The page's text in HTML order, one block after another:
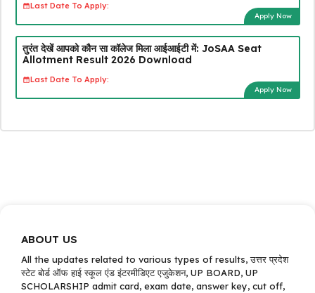
Last Date To Apply:
Apply Now
तुरंत देखें आपको कौन सा कॉलेज मिला आईआईटी में: JoSAA Seat
Allotment Result 2026 Download
Last Date To Apply:
Apply Now
ABOUT US
All the updates related to various types of results, उत्तर प्रदेश
स्टेट बोर्ड ऑफ हाई स्कूल एंड इंटरमीडिएट एजुकेशन, UP BOARD, UP
SCHOLARSHIP admit card, exam date, answer key, cut off,